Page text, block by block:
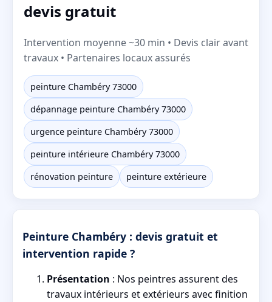
devis gratuit
Intervention moyenne ~30 min • Devis clair avant
travaux • Partenaires locaux assurés
peinture Chambéry 73000
dépannage peinture Chambéry 73000
urgence peinture Chambéry 73000
peinture intérieure Chambéry 73000
rénovation peinture
peinture extérieure
Peinture Chambéry : devis gratuit et
intervention rapide ?
Présentation : Nos peintres assurent des
travaux intérieurs et extérieurs avec finition